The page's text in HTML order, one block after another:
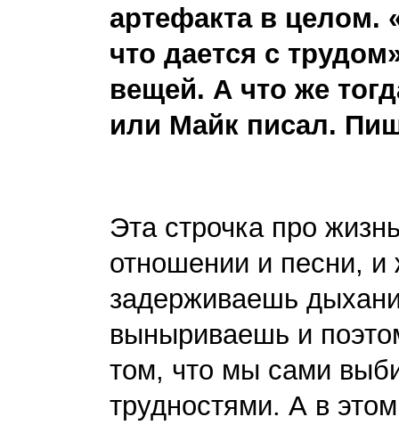
артефакта в целом.
что дается с
вещей. А что же
или Майк писал.
Эта строчка про
отношении и песни,
задерживаешь
выныриваешь и
том, что мы сами
трудностями. А в